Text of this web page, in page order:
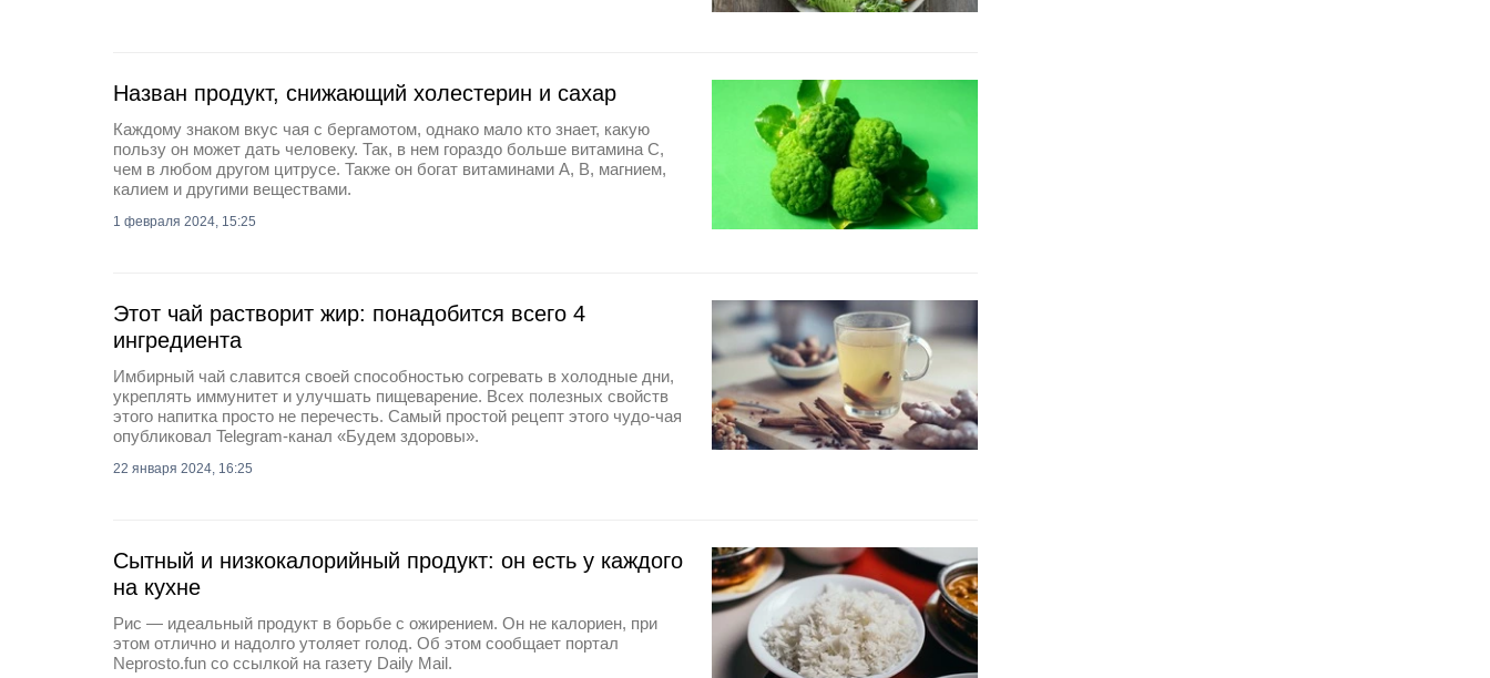
Назван продукт, снижающий холестерин и сахар
Каждому знаком вкус чая с бергамотом, однако мало кто знает, какую
пользу он может дать человеку. Так, в нем гораздо больше витамина C,
чем в любом другом цитрусе. Также он богат витаминами А, В, магнием,
калием и другими веществами.
1 февраля 2024, 15:25
Этот чай растворит жир: понадобится всего 4
ингредиента
Имбирный чай славится своей способностью согревать в холодные дни,
укреплять иммунитет и улучшать пищеварение. Всех полезных свойств
этого напитка просто не перечесть. Самый простой рецепт этого чудо-чая
опубликовал Telegram-канал «Будем здоровы».
22 января 2024, 16:25
Сытный и низкокалорийный продукт: он есть у каждого
на кухне
Рис — идеальный продукт в борьбе с ожирением. Он не калориен, при
этом отлично и надолго утоляет голод. Об этом сообщает портал
Neprosto.fun со ссылкой на газету Daily Mail.